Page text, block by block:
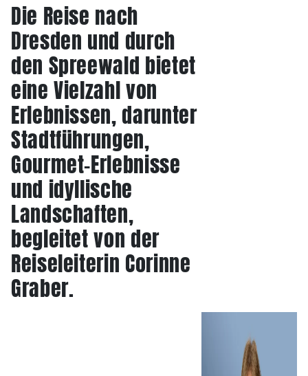
Die Reise nach
Dresden und durch
den Spreewald bietet
eine Vielzahl von
Erlebnissen, darunter
Stadtführungen,
Gourmet-Erlebnisse
und idyllische
Landschaften,
begleitet von der
Reiseleiterin Corinne
Graber.